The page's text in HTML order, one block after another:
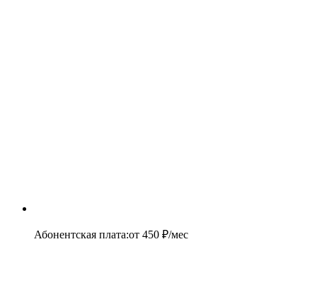
Абонентская плата:от 450 ₽/мес